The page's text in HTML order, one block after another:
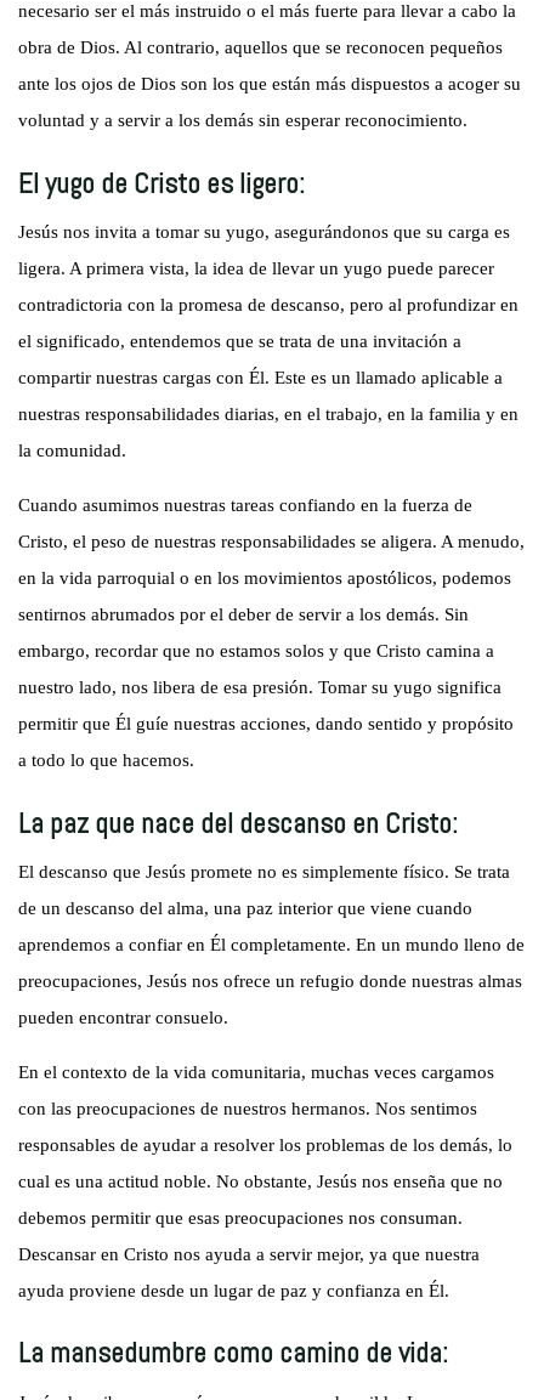
necesario ser el más instruido o el más fuerte para llevar a cabo la
obra de Dios. Al contrario, aquellos que se reconocen pequeños
ante los ojos de Dios son los que están más dispuestos a acoger su
voluntad y a servir a los demás sin esperar reconocimiento.
El yugo de Cristo es ligero:
Jesús nos invita a tomar su yugo, asegurándonos que su carga es
ligera. A primera vista, la idea de llevar un yugo puede parecer
contradictoria con la promesa de descanso, pero al profundizar en
el significado, entendemos que se trata de una invitación a
compartir nuestras cargas con Él. Este es un llamado aplicable a
nuestras responsabilidades diarias, en el trabajo, en la familia y en
la comunidad.
Cuando asumimos nuestras tareas confiando en la fuerza de
Cristo, el peso de nuestras responsabilidades se aligera. A menudo,
en la vida parroquial o en los movimientos apostólicos, podemos
sentirnos abrumados por el deber de servir a los demás. Sin
embargo, recordar que no estamos solos y que Cristo camina a
nuestro lado, nos libera de esa presión. Tomar su yugo significa
permitir que Él guíe nuestras acciones, dando sentido y propósito
a todo lo que hacemos.
La paz que nace del descanso en Cristo:
El descanso que Jesús promete no es simplemente físico. Se trata
de un descanso del alma, una paz interior que viene cuando
aprendemos a confiar en Él completamente. En un mundo lleno de
preocupaciones, Jesús nos ofrece un refugio donde nuestras almas
pueden encontrar consuelo.
En el contexto de la vida comunitaria, muchas veces cargamos
con las preocupaciones de nuestros hermanos. Nos sentimos
responsables de ayudar a resolver los problemas de los demás, lo
cual es una actitud noble. No obstante, Jesús nos enseña que no
debemos permitir que esas preocupaciones nos consuman.
Descansar en Cristo nos ayuda a servir mejor, ya que nuestra
ayuda proviene desde un lugar de paz y confianza en Él.
La mansedumbre como camino de vida: